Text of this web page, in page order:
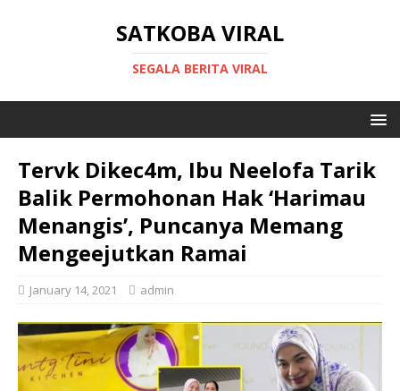
SATKOBA VIRAL
SEGALA BERITA VIRAL
Tervk Dikec4m, Ibu Neelofa Tarik
Balik Permohonan Hak ‘Harimau
Menangis’, Puncanya Memang
Mengeejutkan Ramai
January 14, 2021 admin